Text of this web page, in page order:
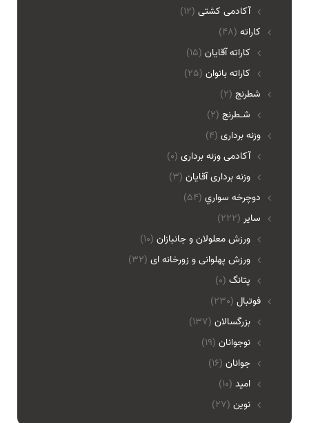
آکادمی کشتی (12)
(48) کاراته
کاراته آقایان (15)
کاراته بانوان (25)
(2) شطرنج
شـطرنج (2)
(4) وزنه برداری
آکادمی وزنه برداری (0)
وزنه برداری آقایان (3)
(54) دوچرخه سواري
(222) ساير
ورزش معلولان و جانبازان (10)
ورزش پهلوانی و زورخانه ای (32)
پتانگ (0)
(230) فوتبال
بزرگسالان (137)
نوجوانان (19)
جوانان (16)
امید (10)
نوین (27)